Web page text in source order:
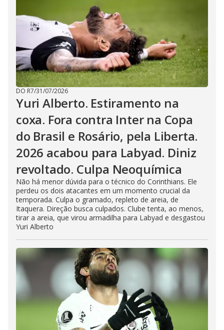
DO R7/31/07/2026
Yuri Alberto. Estiramento na
coxa. Fora contra Inter na Copa
do Brasil e Rosário, pela Liberta.
2026 acabou para Labyad. Diniz
revoltado. Culpa Neoquímica
Não há menor dúvida para o técnico do Corinthians. Ele
perdeu os dois atacantes em um momento crucial da
temporada. Culpa o gramado, repleto de areia, de
Itaquera. Direção busca culpados. Clube tenta, ao menos,
tirar a areia, que virou armadilha para Labyad e desgastou
Yuri Alberto